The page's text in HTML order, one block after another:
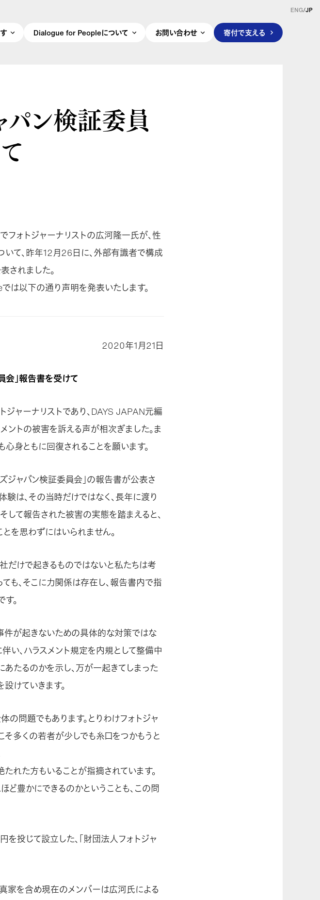
Dialogue for Peopleについて お問い合わせ 寄付で支える
ENG/JP
パン検証委員
ォトジャーナリストの広河隆一氏が、性
て、昨年12月26日に、外部有識者で構成
されました。
は以下の通り声明を発表いたします。
2020年1月21日
会」報告書を受けて
ジャーナリストであり、DAYS JAPAN元編
トの被害を訴える声が相次ぎました。ま
身ともに回復されることを願います。
ジャパン検証委員会」の報告書が公表さ
は、その当時だけではなく、長年に渡り
して報告された被害の実態を踏まえると、
を思わずにはいられません。
だけで起きるものではないと私たちは考
も、そこに力関係は存在し、報告書内で指
。
件が起きないための具体的な対策ではな
い、ハラスメント規定を内規として整備中
あたるのかを示し、万が一起きてしまった
けていきます。
の問題でもあります。とりわけフォトジャ
そ多くの若者が少しでも糸口をつかもうと
れた方もいることが指摘されています。
豊かにできるのかということも、この問
投じて設立した、「財団法人フォトジャ
家を含め現在のメンバーは広河氏による